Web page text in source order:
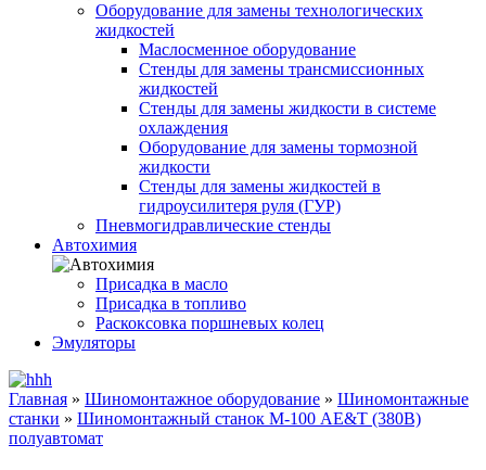
Оборудование для замены технологических
жидкостей
Маслосменное оборудование
Стенды для замены трансмиссионных
жидкостей
Стенды для замены жидкости в системе
охлаждения
Оборудование для замены тормозной
жидкости
Стенды для замены жидкостей в
гидроусилитеря руля (ГУР)
Пневмогидравлические стенды
Автохимия
Присадка в масло
Присадка в топливо
Раскоксовка поршневых колец
Эмуляторы
Главная » Шиномонтажное оборудование » Шиномонтажные
станки » Шиномонтажный станок М-100 AE&T (380В)
полуавтомат